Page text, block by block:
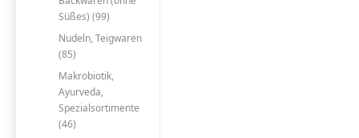
Süßes) (99)
Nudeln, Teigwaren
(85)
Makrobiotik,
Ayurveda,
Spezialsortimente
(46)